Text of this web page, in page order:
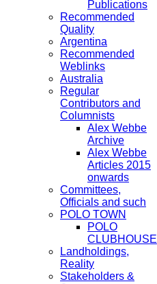
Publications
Recommended
Quality
Argentina
Recommended
Weblinks
Australia
Regular
Contributors and
Columnists
Alex Webbe
Archive
Alex Webbe
Articles 2015
onwards
Committees,
Officials and such
POLO TOWN
POLO
CLUBHOUSE
Landholdings,
Reality
Stakeholders &